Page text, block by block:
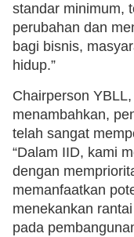
standar minimum,
perubahan dan
bagi bisnis,
hidup.”
Chairperson
menambahkan,
telah sangat
“Dalam IID, kami
dengan
memanfaatkan
menekankan
pada